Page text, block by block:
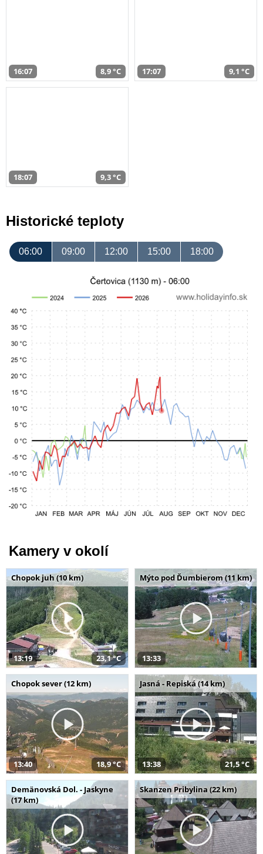
16:07 8,9 °C 17:07 9,1 °C
18:07 9,3 °C
Historické teploty
06:00 09:00 12:00 15:00 18:00
Kamery v okolí
Chopok juh (10 km)
13:19 23,1 °C
Mýto pod Ďumbierom (11 km)
13:33
Chopok sever (12 km)
13:40 18,9 °C
Jasná - Repiská (14 km)
13:38 21,5 °C
Demänovská Dol. - Jaskyne
(17 km)
Skanzen Pribylina (22 km)